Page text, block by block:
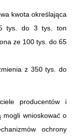
kwota określająca
5 tys. do 3 tys. ton
ze 100 tys. do 65
z 350 tys. do
producentów i
mogli wnioskować o
ochrony